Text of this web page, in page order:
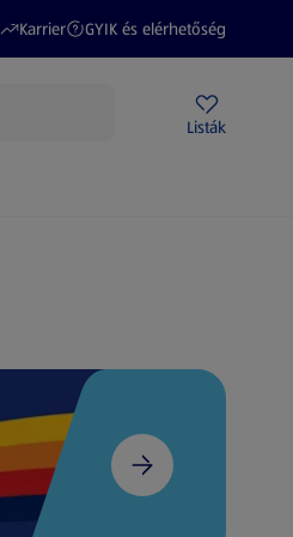
Karrier
(új oldalon nyílik meg)
GYIK és elérhetőség
(új oldalon nyílik meg)
Listák